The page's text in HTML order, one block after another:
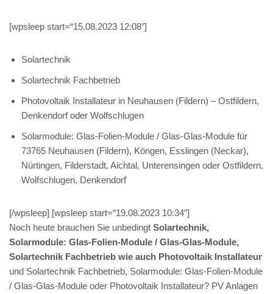
[wpsleep start=“15.08.2023 12:08″]
Solartechnik
Solartechnik Fachbetrieb
Photovoltaik Installateur in Neuhausen (Fildern) – Ostfildern,
Denkendorf oder Wolfschlugen
Solarmodule: Glas-Folien-Module / Glas-Glas-Module für
73765 Neuhausen (Fildern), Köngen, Esslingen (Neckar),
Nürtingen, Filderstadt, Aichtal, Unterensingen oder Ostfildern,
Wolfschlugen, Denkendorf
[/wpsleep] [wpsleep start=“19.08.2023 10:34″]
Noch heute brauchen Sie unbedingt Solartechnik,
Solarmodule: Glas-Folien-Module / Glas-Glas-Module,
Solartechnik Fachbetrieb wie auch Photovoltaik Installateur
und Solartechnik Fachbetrieb, Solarmodule: Glas-Folien-Module
/ Glas-Glas-Module oder Photovoltaik Installateur? PV Anlagen